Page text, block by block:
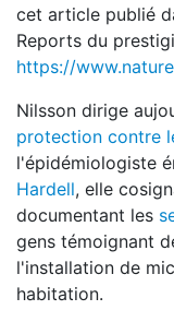
cet article publié
Reports du
https://
Nilsson dirige
protection contre
l'épidémiologiste
Hardell, elle
documentant les
gens témoignant
l'installation de
habitation.